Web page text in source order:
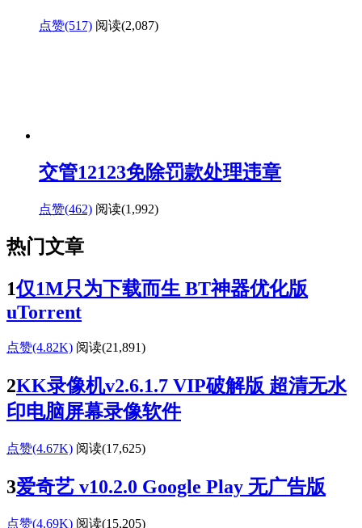
点赞(517) 阅读(2,087)
交管12123免除罚款处理违章
点赞(462) 阅读(1,992)
热门文章
1仅1M只为下载而生 BT神器优化版
uTorrent
点赞(4.82K) 阅读(21,891)
2KK录像机v2.6.1.7 VIP破解版 超清无水
印电脑屏幕录像软件
点赞(4.67K) 阅读(17,625)
3爱奇艺 v10.2.0 Google Play 无广告版
点赞(4.69K) 阅读(15,205)